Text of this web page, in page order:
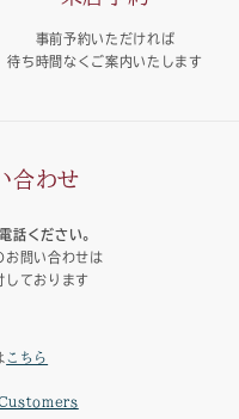
合わせ
話ください。
お問い合わせは
しております
事前予約いただければ
待ち時間なくご案内いたします
こちら